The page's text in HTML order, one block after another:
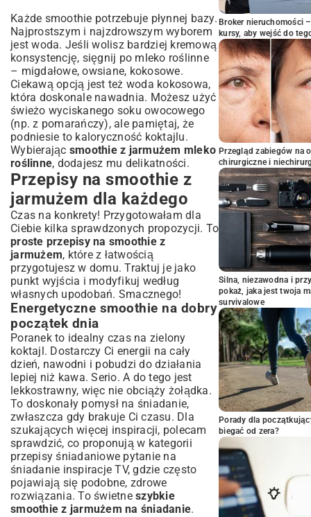
Każde smoothie potrzebuje płynnej bazy.
Najprostszym i najzdrowszym wyborem
jest woda. Jeśli wolisz bardziej kremową
konsystencję, sięgnij po mleko roślinne
– migdałowe, owsiane, kokosowe.
Ciekawą opcją jest też woda kokosowa,
która doskonale nawadnia. Możesz użyć
świeżo wyciskanego soku owocowego
(np. z pomarańczy), ale pamiętaj, że
podniesie to kaloryczność koktajlu.
Wybierając smoothie z jarmużem mleko
roślinne, dodajesz mu delikatności.
Przepisy na smoothie z
jarmużem dla każdego
Czas na konkrety! Przygotowałam dla
Ciebie kilka sprawdzonych propozycji. To
proste przepisy na smoothie z
jarmużem, które z łatwością
przygotujesz w domu. Traktuj je jako
punkt wyjścia i modyfikuj według
własnych upodobań. Smacznego!
Energetyczne smoothie na dobry
początek dnia
Poranek to idealny czas na zielony
koktajl. Dostarczy Ci energii na cały
dzień, nawodni i pobudzi do działania
lepiej niż kawa. Serio. A do tego jest
lekkostrawny, więc nie obciąży żołądka.
To doskonały pomysł na śniadanie,
zwłaszcza gdy brakuje Ci czasu. Dla
szukających więcej inspiracji, polecam
sprawdzić, co proponują w kategorii
przepisy śniadaniowe pytanie na
śniadanie inspiracje TV, gdzie często
pojawiają się podobne, zdrowe
rozwiązania. To świetne szybkie
smoothie z jarmużem na śniadanie.
Broker nieruchomości
kursy, aby wejść do
Przegląd zabiegów na
chirurgiczne i
Silna, niezawodna i
pokaż, jaka jest twoja
survivalowe
Porady dla
biegać od zera?